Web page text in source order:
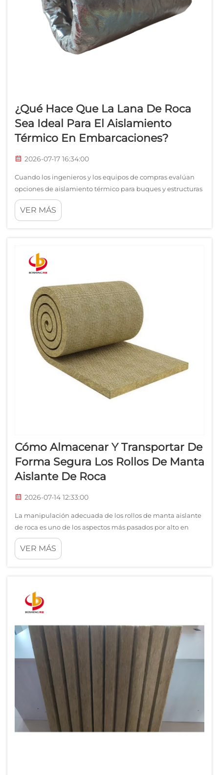
¿Qué Hace Que La Lana De Roca
Sea Ideal Para El Aislamiento
Térmico En Embarcaciones?
2026-07-17 16:34:00
Cuando los ingenieros y los equipos de compras evalúan
opciones de aislamiento térmico para buques y estructuras
marítimas, las placas marinas de lana de roca destacan
constantemente como la solución preferida. El exigente
VER MÁS
Cómo Almacenar Y Transportar De
Forma Segura Los Rollos De Manta
Aislante De Roca
2026-07-14 12:33:00
La manipulación adecuada de los rollos de manta aislante
de roca es uno de los aspectos más pasados por alto en
cualquier proyecto de aislamiento. Ya sea que esté
trabajando en una instalación industrial, un edificio
VER MÁS